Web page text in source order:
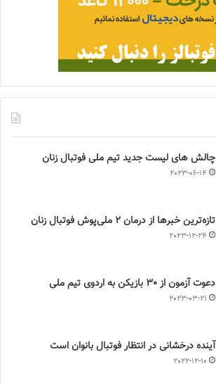
چالش هاى ليست جدید تيم ملى فوتبال زنان
2023-06-14
تازه‌ترین خبرها از درمان ۲ ملی‌پوش فوتبال زنان
2023-12-24
دعوت آزمون از 30 بازیکن به اردوی تیم ملی
2023-03-21
آینده درخشانی در انتظار فوتبال بانوان است
2022-12-10